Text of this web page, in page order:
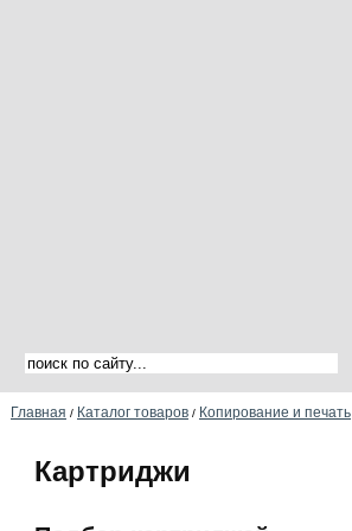
Главная / Каталог товаров / Копирование и печать
Картриджи